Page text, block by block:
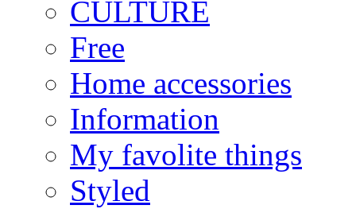
CULTURE
Free
Home accessories
Information
My favolite things
Styled